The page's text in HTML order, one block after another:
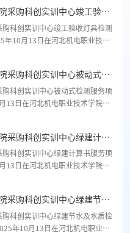
采购科创实训中心竣工验收
成交结果公告
科创实训中心竣工验收灯具检测
年10月13日在河北机电职业技术
信息如下：成交供应商:邢台市建
成交金额：32000元如对上述公告
向采购人提出书面质疑。联系电
采购科创实训中心被动式检
果公告
科创实训中心被动式检测服务项
13日在河北机电职业技术学院网
：成交供应商:中绎建设科技集团
元如对上述公告内容有异议,可在
面质疑。联系电话：0319-
采购科创实训中心绿建计算
果公告
科创实训中心绿建计算书服务项
13日在河北机电职业技术学院网
：成交供应商:河北铧盛节能环保
元如对上述公告内容有异议,
书面质疑。联系电话：0319-
采购科创实训中心绿建节水
选成交结果公告
科创实训中心绿建节水及水质检
年10月13日在河北机电职业技